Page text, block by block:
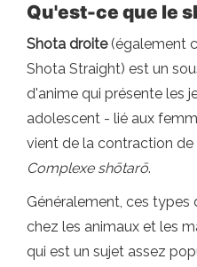
Qu'est-ce que le
Shota droite(également
Shota Straight) est un
d'anime qui présente les
adolescent - lié aux
vient de la contraction de
Complexe shōtarō.
Généralement, ces types
chez les animaux et les
qui est un sujet assez